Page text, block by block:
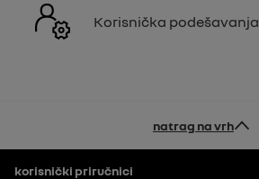
Korisnička podešavanja
natrag na vrh
Podnožje
korisnički priručnici